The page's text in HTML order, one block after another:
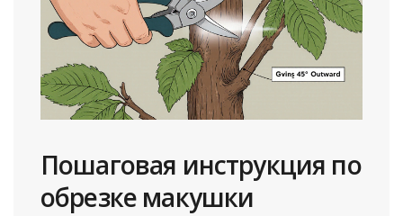
Пошаговая инструкция по
обрезке макушки